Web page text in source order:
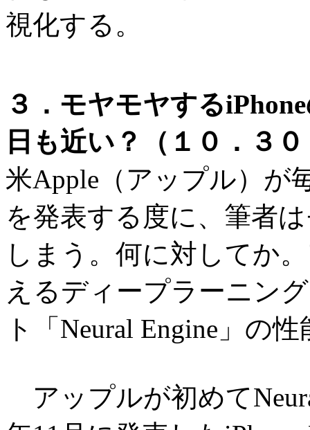
視化する。
３．モヤモヤする
日も近い？（１０．３
米Apple（アップル）が
を発表する度に、筆者
しまう。何に対してか
えるディープラーニン
ト「Neural Engine」の
アップルが初めて